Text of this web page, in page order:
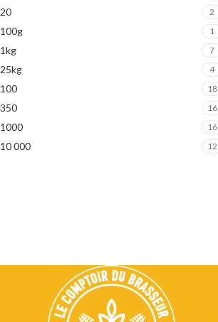
20 2
100g 1
1kg 7
25kg 4
100 18
350 16
1000 16
10 000 12